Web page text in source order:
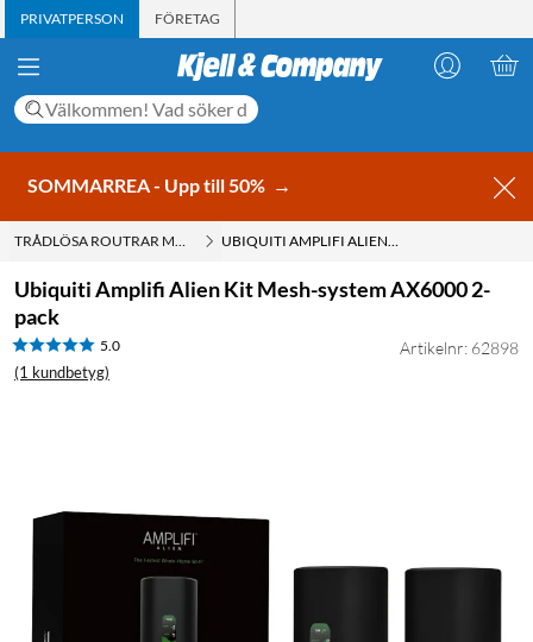
PRIVATPERSON FÖRETAG
SOMMARREA - Upp till 50% →
TRÅDLÖSA ROUTRAR MED WIFI UBIQUITI AMPLIFI ALIEN KIT MESH-SYSTEM AX6000 2-PACK
Ubiquiti Amplifi Alien Kit Mesh-system AX6000 2-
pack
5.0
(1 kundbetyg)
Artikelnr: 62898